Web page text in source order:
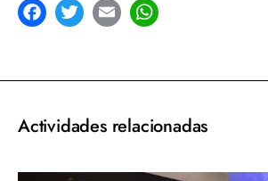
Actividades relacionadas